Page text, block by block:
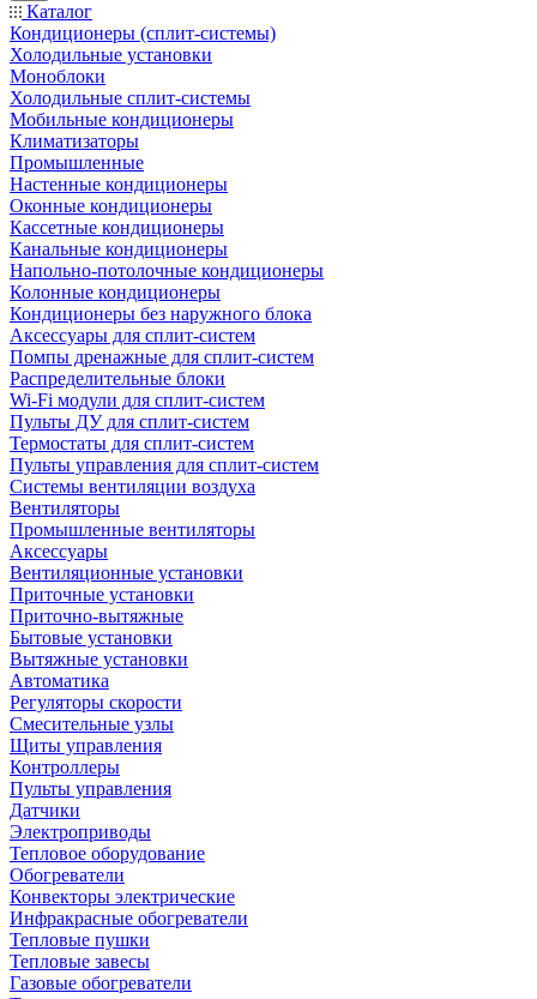
Каталог
Кондиционеры (сплит-системы)
Холодильные установки
Моноблоки
Холодильные сплит-системы
Мобильные кондиционеры
Климатизаторы
Промышленные
Настенные кондиционеры
Оконные кондиционеры
Кассетные кондиционеры
Канальные кондиционеры
Напольно-потолочные кондиционеры
Колонные кондиционеры
Кондиционеры без наружного блока
Аксессуары для сплит-систем
Помпы дренажные для сплит-систем
Распределительные блоки
Wi-Fi модули для сплит-систем
Пульты ДУ для сплит-систем
Термостаты для сплит-систем
Пульты управления для сплит-систем
Системы вентиляции воздуха
Вентиляторы
Промышленные вентиляторы
Аксессуары
Вентиляционные установки
Приточные установки
Приточно-вытяжные
Бытовые установки
Вытяжные установки
Автоматика
Регуляторы скорости
Смесительные узлы
Щиты управления
Контроллеры
Пульты управления
Датчики
Электроприводы
Тепловое оборудование
Обогреватели
Конвекторы электрические
Инфракрасные обогреватели
Тепловые пушки
Тепловые завесы
Газовые обогреватели